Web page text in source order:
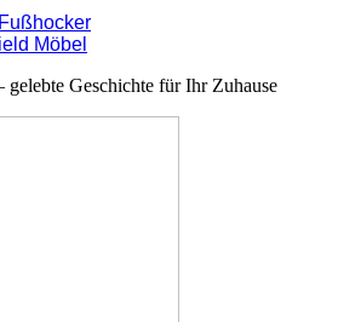
Möbel
gelebte Geschichte für Ihr Zuhause